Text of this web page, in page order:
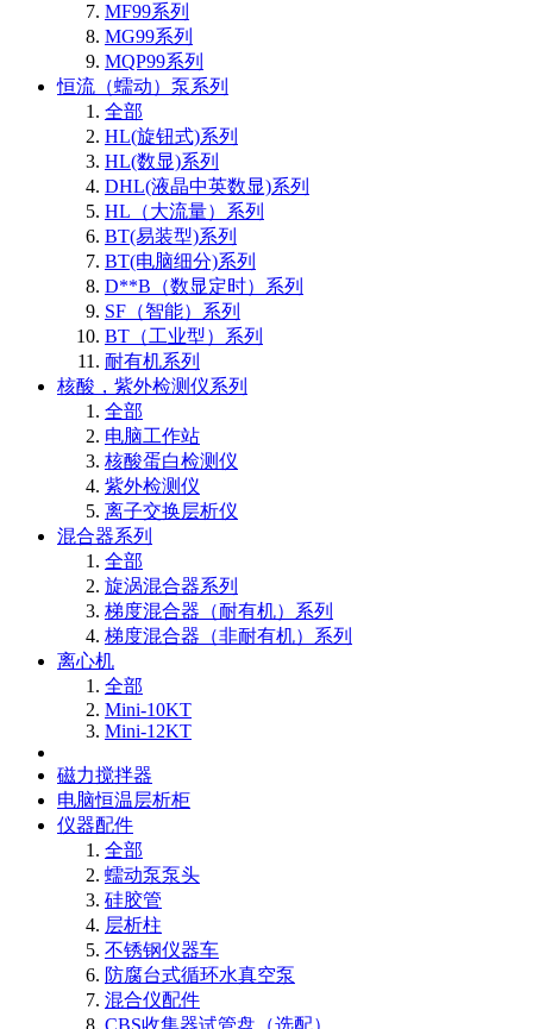
MF99系列
MG99系列
MQP99系列
恒流（蠕动）泵系列
全部
HL(旋钮式)系列
HL(数显)系列
DHL(液晶中英数显)系列
HL（大流量）系列
BT(易装型)系列
BT(电脑细分)系列
D**B（数显定时）系列
SF（智能）系列
BT（工业型）系列
耐有机系列
核酸，紫外检测仪系列
全部
电脑工作站
核酸蛋白检测仪
紫外检测仪
离子交换层析仪
混合器系列
全部
旋涡混合器系列
梯度混合器（耐有机）系列
梯度混合器（非耐有机）系列
离心机
全部
Mini-10KT
Mini-12KT
磁力搅拌器
电脑恒温层析柜
仪器配件
全部
蠕动泵泵头
硅胶管
层析柱
不锈钢仪器车
防腐台式循环水真空泵
混合仪配件
CBS收集器试管盘（选配）